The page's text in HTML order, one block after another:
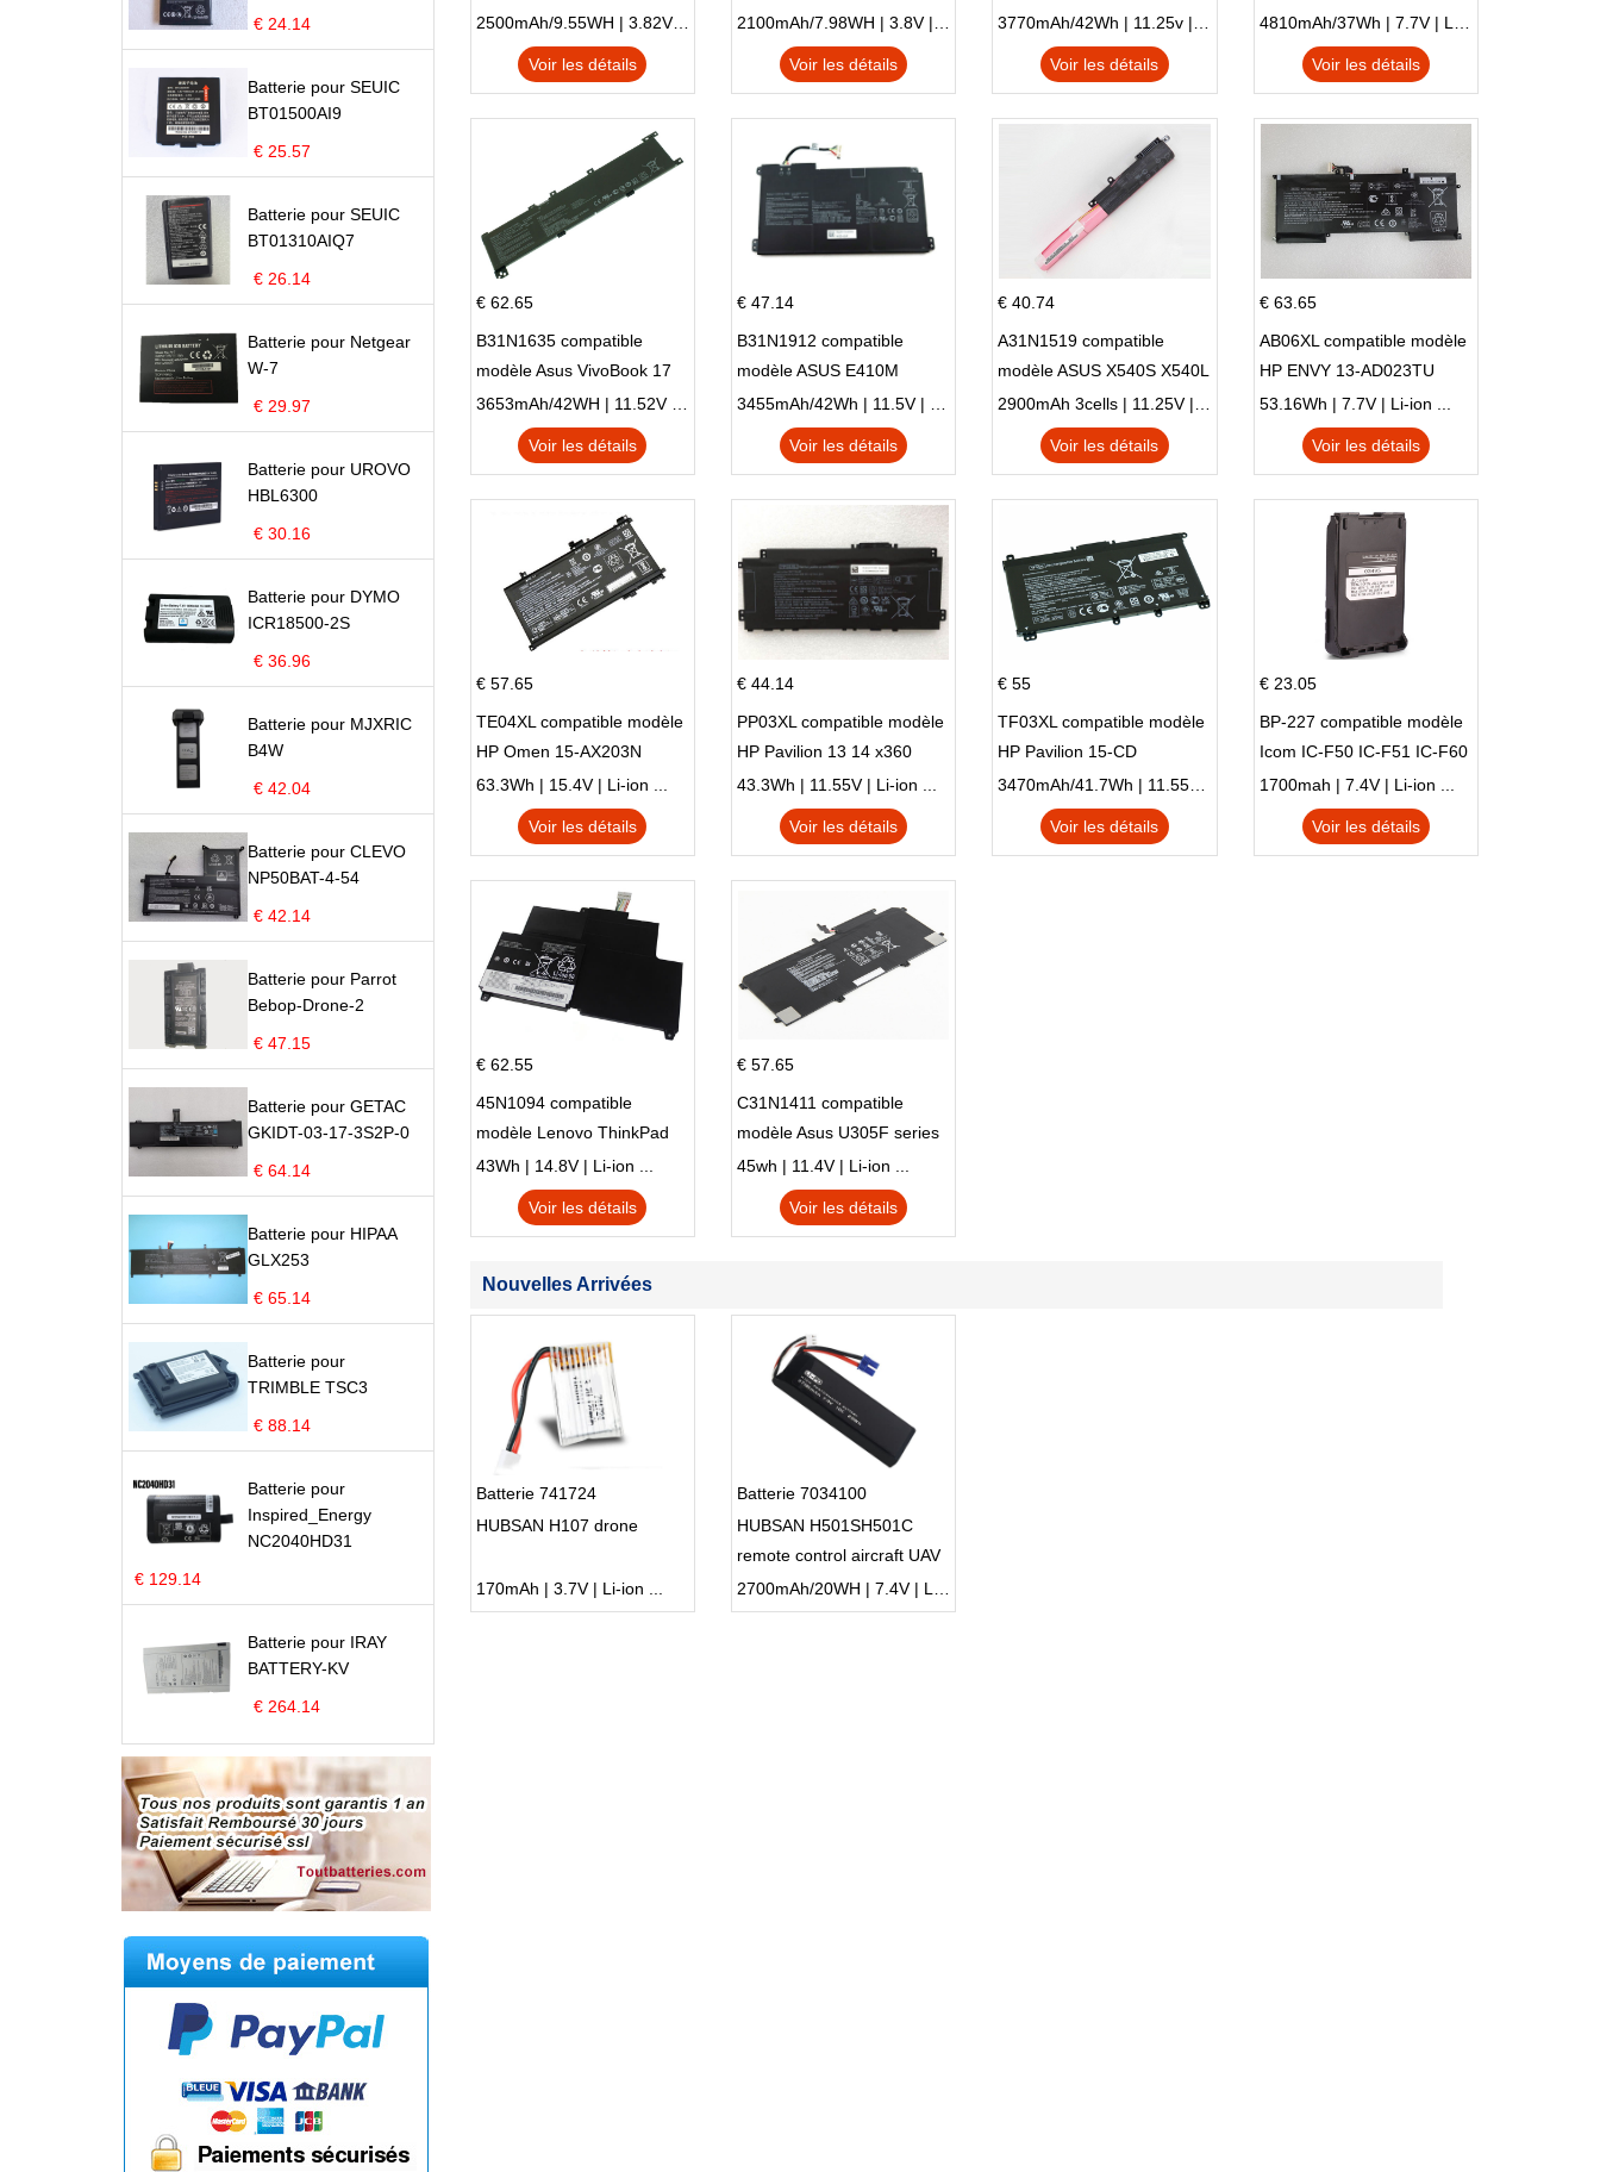
€ 24.14
Batterie pour SEUIC
BT01500AI9
€ 25.57
Batterie pour SEUIC
BT01310AIQ7
€ 26.14
Batterie pour Netgear
W-7
€ 29.97
Batterie pour UROVO
HBL6300
€ 30.16
Batterie pour DYMO
ICR18500-2S
€ 36.96
Batterie pour MJXRIC
B4W
€ 42.04
Batterie pour CLEVO
NP50BAT-4-54
€ 42.14
Batterie pour Parrot
Bebop-Drone-2
€ 47.15
Batterie pour GETAC
GKIDT-03-17-3S2P-0
€ 64.14
Batterie pour HIPAA
GLX253
€ 65.14
Batterie pour
TRIMBLE TSC3
€ 88.14
Batterie pour
Inspired_Energy
NC2040HD31
€ 129.14
Batterie pour IRAY
BATTERY-KV
€ 264.14
Pop 4 Plus OT-5056D
2500mAh/9.55WH | 3.82V | Li-ion ...
Voir les détails
E210K i939
Voir les détails
AO1-132 NE132
Voir les détails
51SL N17Q1 SERIES
Voir les détails
€ 62.65
B31N1635 compatible
modèle Asus VivoBook 17
X705NC X705UA X705UV
X705UN X705UD
Voir les détails
€ 47.14
B31N1912 compatible
modèle ASUS E410M
E410MA L410MA
Voir les détails
€ 40.74
A31N1519 compatible
modèle ASUS X540S X540L
X540LA-SI302 X540SA
X540S
Voir les détails
€ 63.65
AB06XL compatible modèle
HP ENVY 13-AD023TU
HSTNN-DB8C 921438-855
TPN-I128
53.16Wh | 7.7V | Li-ion ...
Voir les détails
€ 57.65
TE04XL compatible modèle
HP Omen 15-AX203N
Omen 15 Series Pavilion 15
Series
63.3Wh | 15.4V | Li-ion ...
Voir les détails
€ 44.14
PP03XL compatible modèle
HP Pavilion 13 14 x360
L83388-AC1 L83388-421
HSTNN-LB8S M01118-421
M01144-005 13-BB 14-DV
43.3Wh | 11.55V | Li-ion ...
Voir les détails
€ 55
TF03XL compatible modèle
HP Pavilion 15-CD
Voir les détails
€ 23.05
BP-227 compatible modèle
Icom IC-F50 IC-F51 IC-F60
IC-F61 IC-M87
1700mah | 7.4V | Li-ion ...
Voir les détails
€ 62.55
45N1094 compatible
modèle Lenovo ThinkPad
Edge S230u Twist
43Wh | 14.8V | Li-ion ...
Voir les détails
€ 57.65
C31N1411 compatible
modèle Asus U305F series
45wh | 11.4V | Li-ion ...
Voir les détails
Nouvelles Arrivées
Batterie 741724
HUBSAN H107 drone
170mAh | 3.7V | Li-ion ...
Batterie 7034100
HUBSAN H501SH501C
remote control aircraft UAV
model aircraft